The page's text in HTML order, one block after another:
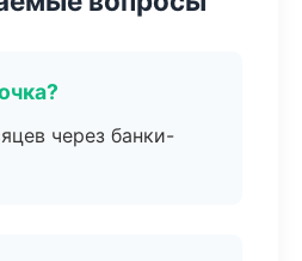
через банки-